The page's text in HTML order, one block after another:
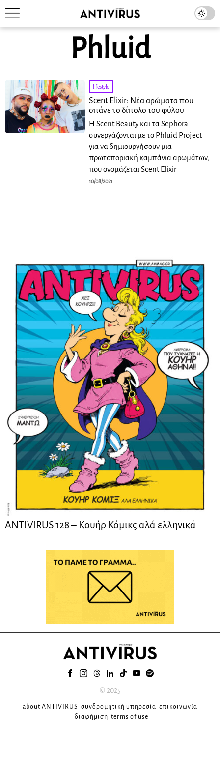
Phluid
lifestyle
Scent Elixir: Νέα αρώματα που
σπάνε το δίπολο του φύλου
Η Scent Beauty και τα Sephora
συνεργάζονται με το Phluid Project
για να δημιουργήσουν μια
πρωτοποριακή καμπάνια αρωμάτων,
που ονομάζεται Scent Elixir
10/08/2021
ANTIVIRUS 128 – Kουήρ Κόμικς αλά ελληνικά
© 2025
about ANTIVIRUS συνδρομητική υπηρεσία επικοινωνία
διαφήμιση terms of use